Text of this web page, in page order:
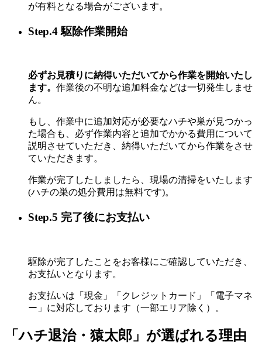
が有料となる場合がございます。
Step.4 駆除作業開始
必ずお見積りに納得いただいてから作業を開始いたし
ます。 作業後の不明な追加料金などは一切発生しませ
ん。
もし、作業中に追加対応が必要なハチや巣が見つかっ
た場合も、必ず作業内容と追加でかかる費用について
説明させていただき、納得いただいてから作業をさせ
ていただきます。
作業が完了したしましたら、現場の清掃をいたします
(ハチの巣の処分費用は無料です)。
Step.5 完了後にお支払い
駆除が完了したことをお客様にご確認していただき、
お支払いとなります。
お支払いは「現金」「クレジットカード」「電子マネ
ー」に対応しております（一部エリア除く）。
「ハチ退治・猿太郎」が選ばれる理由